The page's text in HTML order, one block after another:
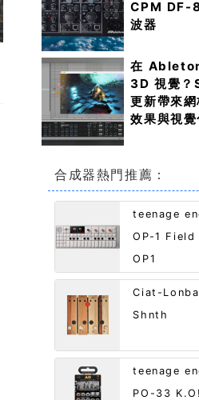
CPM DF-
波器
在
3D 視覺
更新帶來
效果與視
合成器熱門推薦：
teenage
OP-1 Field
OP1
Ciat-
Shnth
teenage
PO-33 K.O!